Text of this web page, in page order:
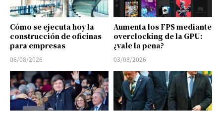
Cómo se ejecuta hoy la
construcción de oficinas
para empresas
06/08/2026
Aumenta los FPS mediante
overclocking de la GPU:
¿vale la pena?
03/08/2026